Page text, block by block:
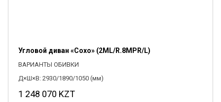
Угловой диван «Сохо» (2ML/R.8MPR/L)
ВАРИАНТЫ ОБИВКИ
Д×Ш×В: 2930/1890/1050 (мм)
1 248 070 KZT